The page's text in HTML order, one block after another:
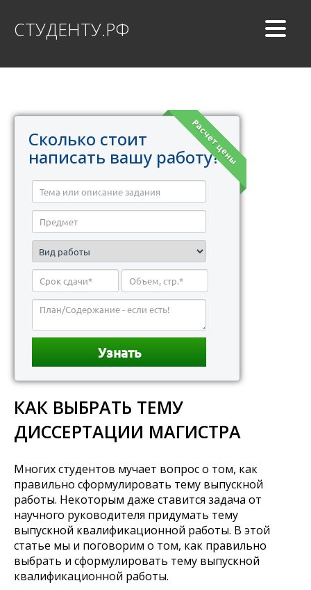
СТУДЕНТУ.РФ
Расчет цены
Сколько стоит
написать вашу работу?
КАК ВЫБРАТЬ ТЕМУ
ДИССЕРТАЦИИ МАГИСТРА
Многих студентов мучает вопрос о том, как
правильно сформулировать тему выпускной
работы. Некоторым даже ставится задача от
научного руководителя придумать тему
выпускной квалификационной работы. В этой
статье мы и поговорим о том, как правильно
выбрать и сформулировать тему выпускной
квалификационной работы.